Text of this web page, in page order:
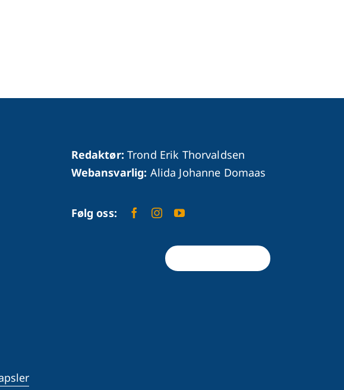
Redaktør: Trond Erik Thorvaldsen
Webansvarlig: Alida Johanne Domaas
Følg oss: